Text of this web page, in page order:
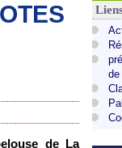
de La
de